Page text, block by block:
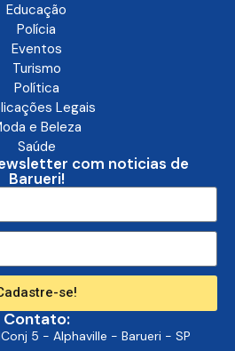
Educação
Polícia
Eventos
Turismo
Política
Legais
e Beleza
Saúde
com noticias de
Barueri!
se!
Contato:
5 - Alphaville - Barueri - SP